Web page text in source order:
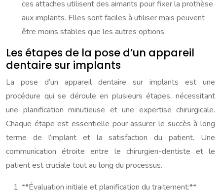
ces attaches utilisent des aimants pour fixer la prothèse
aux implants. Elles sont faciles à utiliser mais peuvent
être moins stables que les autres options.
Les étapes de la pose d’un appareil
dentaire sur implants
La pose d’un appareil dentaire sur implants est une
procédure qui se déroule en plusieurs étapes, nécessitant
une planification minutieuse et une expertise chirurgicale.
Chaque étape est essentielle pour assurer le succès à long
terme de l’implant et la satisfaction du patient. Une
communication étroite entre le chirurgien-dentiste et le
patient est cruciale tout au long du processus.
**Évaluation initiale et planification du traitement:**